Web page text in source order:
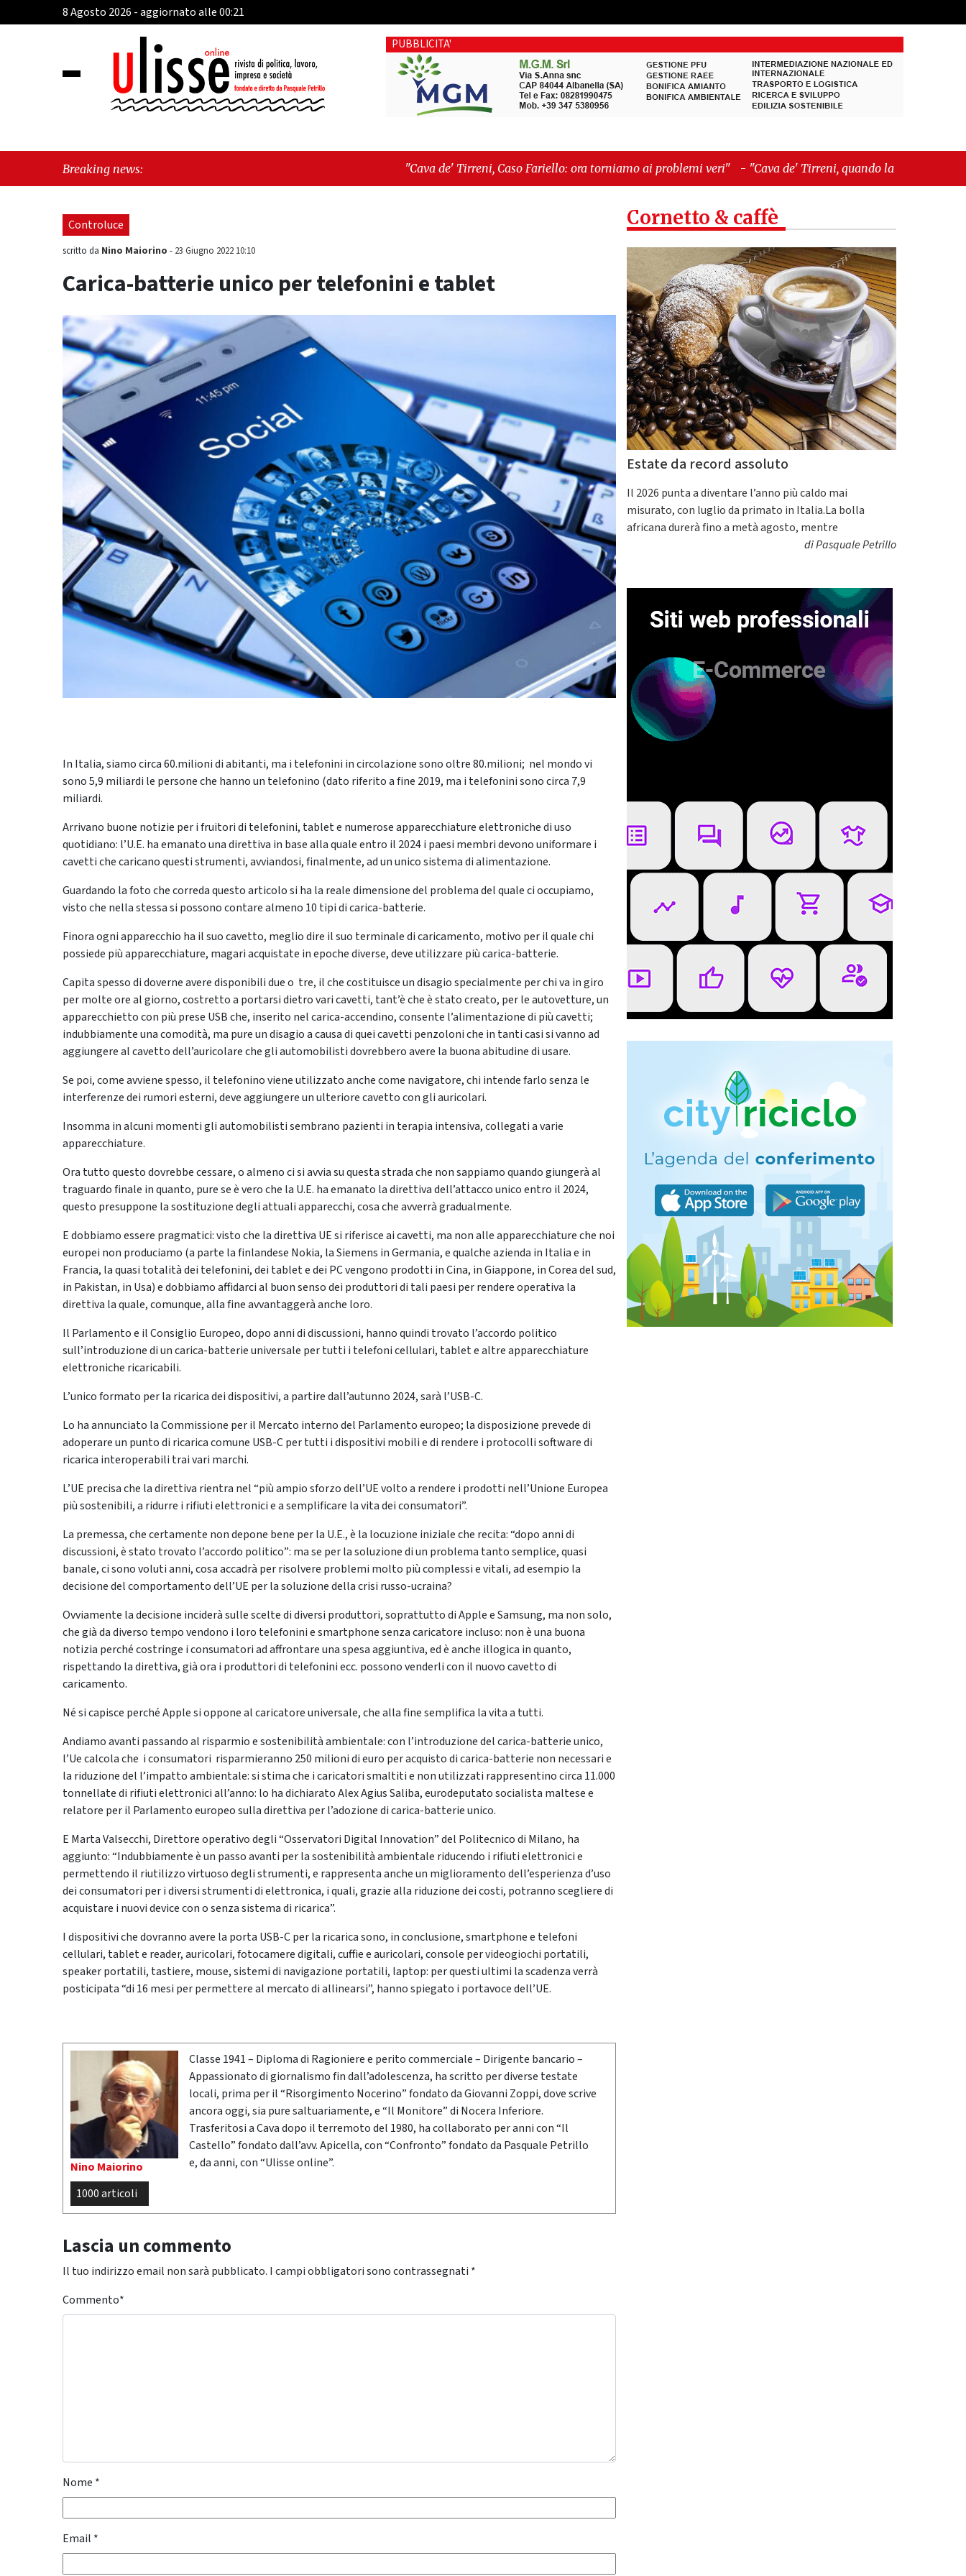
8 Agosto 2026 - aggiornato alle 00:21
PUBBLICITA'
Breaking news: "Cava de' Tirreni, Caso Fariello: ora torniamo ai problemi veri" -"Cava de' Tirreni, quando la burocrazia dimentica
perché esiste"
Controluce
scritto da Nino Maiorino - 23 Giugno 2022 10:10
Carica-batterie unico per telefonini e tablet
In Italia, siamo circa 60.milioni di abitanti, ma i telefonini in circolazione sono oltre 80.milioni; nel mondo vi
sono 5,9 miliardi le persone che hanno un telefonino (dato riferito a fine 2019, ma i telefonini sono circa 7,9
miliardi.
Arrivano buone notizie per i fruitori di telefonini, tablet e numerose apparecchiature elettroniche di uso
quotidiano: l’U.E. ha emanato una direttiva in base alla quale entro il 2024 i paesi membri devono uniformare i
cavetti che caricano questi strumenti, avviandosi, finalmente, ad un unico sistema di alimentazione.
Guardando la foto che correda questo articolo si ha la reale dimensione del problema del quale ci occupiamo,
visto che nella stessa si possono contare almeno 10 tipi di carica-batterie.
Finora ogni apparecchio ha il suo cavetto, meglio dire il suo terminale di caricamento, motivo per il quale chi
possiede più apparecchiature, magari acquistate in epoche diverse, deve utilizzare più carica-batterie.
Capita spesso di doverne avere disponibili due o tre, il che costituisce un disagio specialmente per chi va in giro
per molte ore al giorno, costretto a portarsi dietro vari cavetti, tant’è che è stato creato, per le autovetture, un
apparecchietto con più prese USB che, inserito nel carica-accendino, consente l’alimentazione di più cavetti;
indubbiamente una comodità, ma pure un disagio a causa di quei cavetti penzoloni che in tanti casi si vanno ad
aggiungere al cavetto dell’auricolare che gli automobilisti dovrebbero avere la buona abitudine di usare.
Se poi, come avviene spesso, il telefonino viene utilizzato anche come navigatore, chi intende farlo senza le
interferenze dei rumori esterni, deve aggiungere un ulteriore cavetto con gli auricolari.
Insomma in alcuni momenti gli automobilisti sembrano pazienti in terapia intensiva, collegati a varie
apparecchiature.
Ora tutto questo dovrebbe cessare, o almeno ci si avvia su questa strada che non sappiamo quando giungerà al
traguardo finale in quanto, pure se è vero che la U.E. ha emanato la direttiva dell’attacco unico entro il 2024,
questo presuppone la sostituzione degli attuali apparecchi, cosa che avverrà gradualmente.
E dobbiamo essere pragmatici: visto che la direttiva UE si riferisce ai cavetti, ma non alle apparecchiature che noi
europei non produciamo (a parte la finlandese Nokia, la Siemens in Germania, e qualche azienda in Italia e in
Francia, la quasi totalità dei telefonini, dei tablet e dei PC vengono prodotti in Cina, in Giappone, in Corea del sud,
in Pakistan, in Usa) e dobbiamo affidarci al buon senso dei produttori di tali paesi per rendere operativa la
direttiva la quale, comunque, alla fine avvantaggerà anche loro.
Il Parlamento e il Consiglio Europeo, dopo anni di discussioni, hanno quindi trovato l’accordo politico
sull’introduzione di un carica-batterie universale per tutti i telefoni cellulari, tablet e altre apparecchiature
elettroniche ricaricabili.
L’unico formato per la ricarica dei dispositivi, a partire dall’autunno 2024, sarà l’USB-C.
Lo ha annunciato la Commissione per il Mercato interno del Parlamento europeo; la disposizione prevede di
adoperare un punto di ricarica comune USB-C per tutti i dispositivi mobili e di rendere i protocolli software di
ricarica interoperabili trai vari marchi.
L’UE precisa che la direttiva rientra nel “più ampio sforzo dell’UE volto a rendere i prodotti nell’Unione Europea
più sostenibili, a ridurre i rifiuti elettronici e a semplificare la vita dei consumatori”.
La premessa, che certamente non depone bene per la U.E., è la locuzione iniziale che recita: “dopo anni di
discussioni, è stato trovato l’accordo politico”: ma se per la soluzione di un problema tanto semplice, quasi
banale, ci sono voluti anni, cosa accadrà per risolvere problemi molto più complessi e vitali, ad esempio la
decisione del comportamento dell’UE per la soluzione della crisi russo-ucraina?
Ovviamente la decisione inciderà sulle scelte di diversi produttori, soprattutto di Apple e Samsung, ma non solo,
che già da diverso tempo vendono i loro telefonini e smartphone senza caricatore incluso: non è una buona
notizia perché costringe i consumatori ad affrontare una spesa aggiuntiva, ed è anche illogica in quanto,
rispettando la direttiva, già ora i produttori di telefonini ecc. possono venderli con il nuovo cavetto di
caricamento.
Né si capisce perché Apple si oppone al caricatore universale, che alla fine semplifica la vita a tutti.
Andiamo avanti passando al risparmio e sostenibilità ambientale: con l’introduzione del carica-batterie unico,
l’Ue calcola che i consumatori risparmieranno 250 milioni di euro per acquisto di carica-batterie non necessari e
la riduzione del l’impatto ambientale:si stima che i caricatori smaltiti e non utilizzati rappresentino circa 11.000
tonnellate di rifiuti elettronici all’anno: lo ha dichiarato Alex Agius Saliba, eurodeputato socialista maltese e
relatore per il Parlamento europeo sulla direttiva per l’adozione di carica-batterie unico.
E Marta Valsecchi, Direttore operativo degli “Osservatori Digital Innovation” del Politecnico di Milano, ha
aggiunto: “Indubbiamente è un passo avanti per la sostenibilità ambientale riducendo i rifiuti elettronici e
permettendo il riutilizzo virtuoso degli strumenti, e rappresenta anche un miglioramento dell’esperienza d’uso
dei consumatori per i diversi strumenti di elettronica, i quali, grazie alla riduzione dei costi, potranno scegliere di
acquistare i nuovi device con o senza sistema di ricarica”.
I dispositivi che dovranno avere la porta USB-C per la ricarica sono, in conclusione, smartphone e telefoni
cellulari, tablet e reader, auricolari, fotocamere digitali, cuffie e auricolari, console pervideogiochi portatili,
speaker portatili, tastiere, mouse, sistemi di navigazione portatili, laptop: per questi ultimi la scadenza verrà
posticipata “di 16 mesi per permettere al mercato di allinearsi”, hanno spiegato i portavoce dell’UE.
Nino Maiorino
1000 articoli
Classe 1941 – Diploma di Ragioniere e perito commerciale – Dirigente bancario –
Appassionato di giornalismo fin dall’adolescenza, ha scritto per diverse testate
locali, prima per il “Risorgimento Nocerino” fondato da Giovanni Zoppi, dove scrive
ancora oggi, sia pure saltuariamente, e “Il Monitore” di Nocera Inferiore.
Trasferitosi a Cava dopo il terremoto del 1980, ha collaborato per anni con “Il
Castello” fondato dall’avv. Apicella, con “Confronto” fondato da Pasquale Petrillo
e, da anni, con “Ulisse online”.
Lascia un commento
Il tuo indirizzo email non sarà pubblicato. I campi obbligatori sono contrassegnati *
Commento*
Nome *
Email *
Cornetto & caffè
Estate da record assoluto
Il 2026 punta a diventare l’anno più caldo mai
misurato, con luglio da primato in Italia.La bolla
africana durerà fino a metà agosto, mentre
diPasquale Petrillo